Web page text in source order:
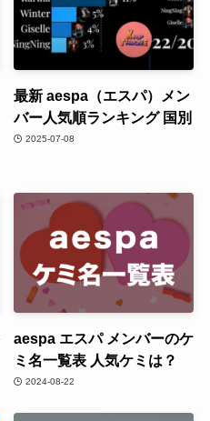
最新 aespa（エスパ）メン
バー人気順ランキング 国別
2025-07-08
aespa エスパ メンバーのケ
ミ名一覧表 人気ケミは？
2024-08-22